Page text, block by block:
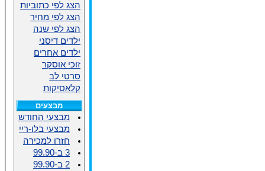
הצג לפי כתוביות
הצג לפי מחיר
הצג לפי שנה
ילדים דיסני
ילדים אחרים
זוכי אוסקר
סרטי לב
קלאסיקות
מבצעים
מבצעי החודש
מבצעי בלו-ריי
חזרו למכירה
3 ב-99.90
2 ב-99.90